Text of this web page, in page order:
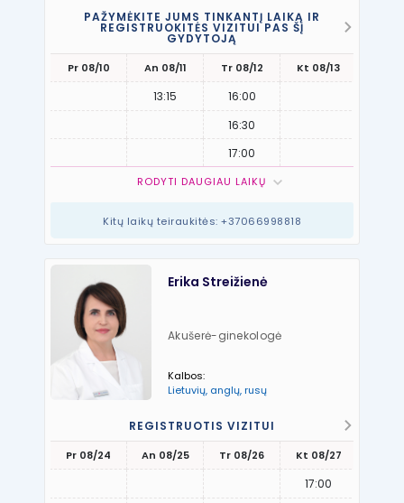
PAŽYMĖKITE JUMS TINKANTĮ LAIKĄ IR
REGISTRUOKITĖS VIZITUI PAS ŠĮ
GYDYTOJĄ
Pr 08/10 An 08/11
13:15
Tr 08/12
16:00
16:30
17:00
Kt 08/13
RODYTI DAUGIAU LAIKŲ
Kitų laikų teiraukitės: +37066998818
Erika Streižienė
Akušerė-ginekologė
Kalbos:
Lietuvių, anglų, rusų
REGISTRUOTIS VIZITUI
Pr 08/24 An 08/25 Tr 08/26 Kt 08/27
17:00